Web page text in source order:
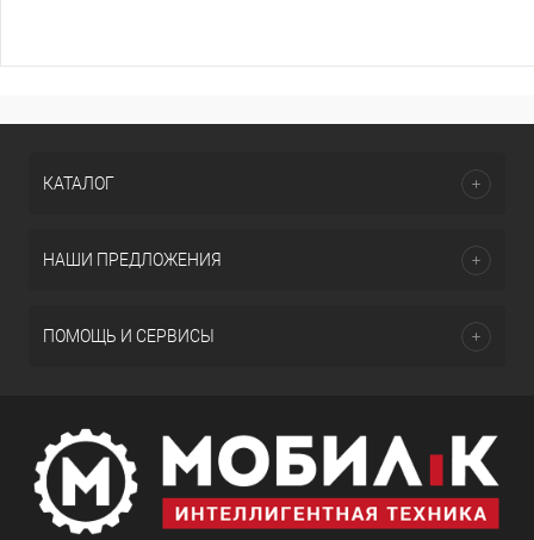
КАТАЛОГ
НАШИ ПРЕДЛОЖЕНИЯ
ПОМОЩЬ И СЕРВИСЫ